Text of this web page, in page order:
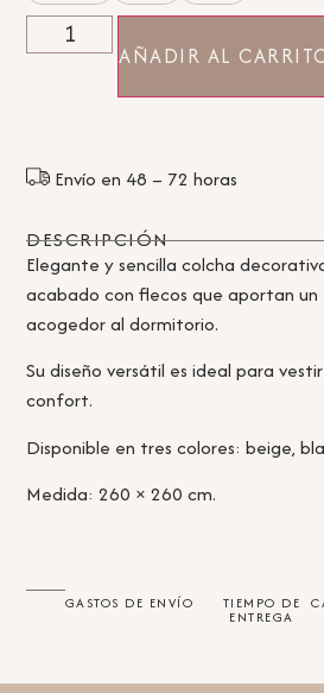
AÑADIR AL
Envío en 48 – 72 horas
DESCRIPCIÓN
Elegante y sencilla colcha
acabado con flecos que aportan
acogedor al dormitorio.
Su diseño versátil es ideal para
confort.
Disponible en tres colores: beige,
Medida: 260 × 260 cm.
GASTOS DE ENVÍO TIEMPO DE
ENTREGA